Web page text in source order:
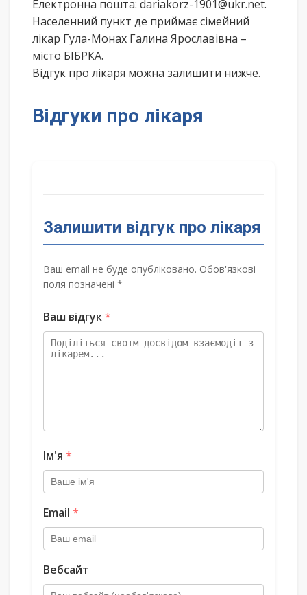
Електронна пошта: dariakorz-1901@ukr.net.
Населенний пункт де приймає сімейний
лікар Гула-Монах Галина Ярославівна –
місто БІБРКА.
Відгук про лікаря можна залишити нижче.
Відгуки про лікаря
Залишити відгук про лікаря
Ваш email не буде опубліковано. Обов'язкові
поля позначені *
Ваш відгук*
Ім'я *
Email *
Вебсайт